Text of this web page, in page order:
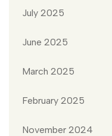
July 2025
June 2025
March 2025
February 2025
November 2024